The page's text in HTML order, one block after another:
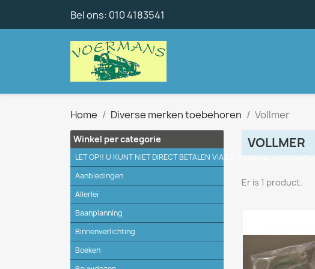
Bel ons: 010 4183541
Home Diverse merken toebehoren Vollmer
Winkel per categorie
LET OP!! U KUNT NIET DIRECT BETALEN VIA DE WEBSITE, U
Aanbiedingen
Allerlei
Baanplanning
Binnenverlichting
Boeken
VOLLMER
Er is 1 product.